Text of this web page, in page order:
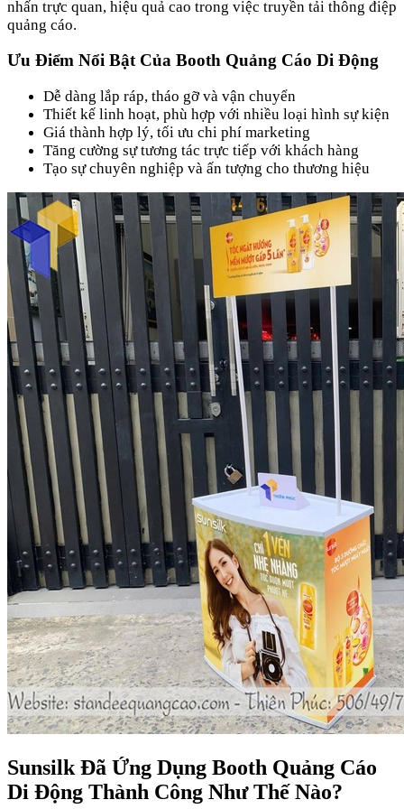
nhấn trực quan, hiệu quả cao trong việc truyền tải thông điệp
quảng cáo.
Ưu Điểm Nổi Bật Của Booth Quảng Cáo Di Động
Dễ dàng lắp ráp, tháo gỡ và vận chuyển
Thiết kế linh hoạt, phù hợp với nhiều loại hình sự kiện
Giá thành hợp lý, tối ưu chi phí marketing
Tăng cường sự tương tác trực tiếp với khách hàng
Tạo sự chuyên nghiệp và ấn tượng cho thương hiệu
Sunsilk Đã Ứng Dụng Booth Quảng Cáo
Di Động Thành Công Như Thế Nào?